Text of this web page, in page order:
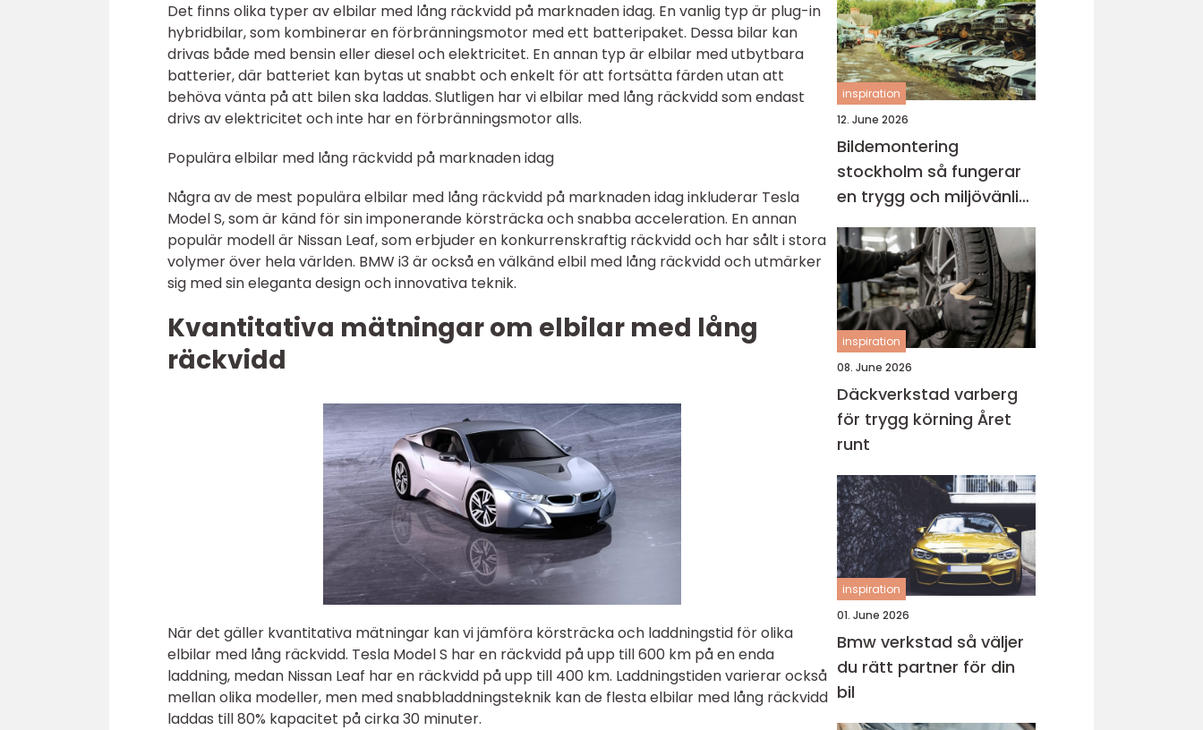
Det finns olika typer av elbilar med lång räckvidd på marknaden idag. En vanlig typ är plug-in
hybridbilar, som kombinerar en förbränningsmotor med ett batteripaket. Dessa bilar kan
drivas både med bensin eller diesel och elektricitet. En annan typ är elbilar med utbytbara
batterier, där batteriet kan bytas ut snabbt och enkelt för att fortsätta färden utan att
behöva vänta på att bilen ska laddas. Slutligen har vi elbilar med lång räckvidd som endast
drivs av elektricitet och inte har en förbränningsmotor alls.
Populära elbilar med lång räckvidd på marknaden idag
Några av de mest populära elbilar med lång räckvidd på marknaden idag inkluderar Tesla
Model S, som är känd för sin imponerande körsträcka och snabba acceleration. En annan
populär modell är Nissan Leaf, som erbjuder en konkurrenskraftig räckvidd och har sålt i stora
volymer över hela världen. BMW i3 är också en välkänd elbil med lång räckvidd och utmärker
sig med sin eleganta design och innovativa teknik.
Kvantitativa mätningar om elbilar med lång
räckvidd
När det gäller kvantitativa mätningar kan vi jämföra körsträcka och laddningstid för olika
elbilar med lång räckvidd. Tesla Model S har en räckvidd på upp till 600 km på en enda
laddning, medan Nissan Leaf har en räckvidd på upp till 400 km. Laddningstiden varierar också
mellan olika modeller, men med snabbladdningsteknik kan de flesta elbilar med lång räckvidd
laddas till 80% kapacitet på cirka 30 minuter.
inspiration
12. June 2026
Bildemontering
stockholm så fungerar
en trygg och miljövänlig
bilskrot
inspiration
08. June 2026
Däckverkstad varberg
för trygg körning Året
runt
inspiration
01. June 2026
Bmw verkstad så väljer
du rätt partner för din
bil